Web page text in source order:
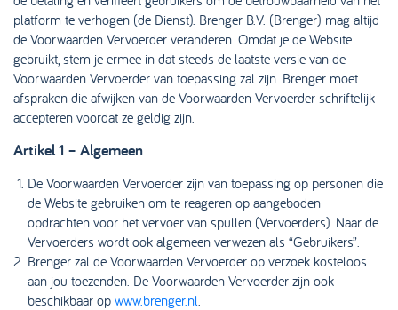
platform te verhogen (de Dienst). Brenger B.V. (Brenger) mag altijd
de Voorwaarden Vervoerder veranderen. Omdat je de Website
gebruikt, stem je ermee in dat steeds de laatste versie van de
Voorwaarden Vervoerder van toepassing zal zijn. Brenger moet
afspraken die afwijken van de Voorwaarden Vervoerder schriftelijk
accepteren voordat ze geldig zijn.
Artikel 1 – Algemeen
De Voorwaarden Vervoerder zijn van toepassing op personen die
de Website gebruiken om te reageren op aangeboden
opdrachten voor het vervoer van spullen (Vervoerders). Naar de
Vervoerders wordt ook algemeen verwezen als “Gebruikers”.
Brenger zal de Voorwaarden Vervoerder op verzoek kosteloos
aan jou toezenden. De Voorwaarden Vervoerder zijn ook
beschikbaar op www.brenger.nl.